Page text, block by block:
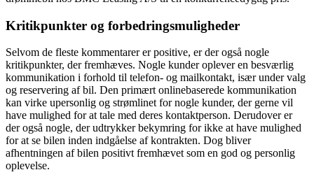
Kritikpunkter og forbedringsmuligheder
Selvom de fleste kommentarer er positive, er der også nogle
kritikpunkter, der fremhæves. Nogle kunder oplever en besværlig
kommunikation i forhold til telefon- og mailkontakt, især under valg
og reservering af bil. Den primært onlinebaserede kommunikation
kan virke upersonlig og strømlinet for nogle kunder, der gerne vil
have mulighed for at tale med deres kontaktperson. Derudover er
der også nogle, der udtrykker bekymring for ikke at have mulighed
for at se bilen inden indgåelse af kontrakten. Dog bliver
afhentningen af bilen positivt fremhævet som en god og personlig
oplevelse.